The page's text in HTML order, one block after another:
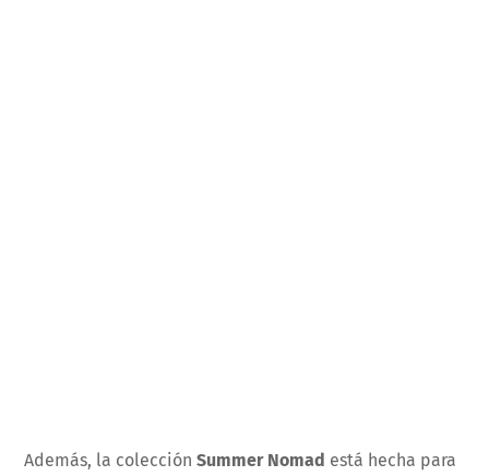
Además, la colección Summer Nomad está hecha para